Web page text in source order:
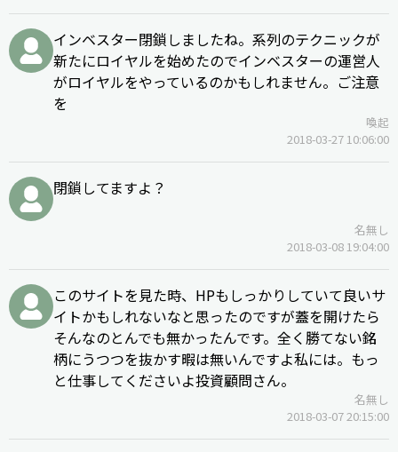
インベスター閉鎖しましたね。系列のテクニックが
新たにロイヤルを始めたのでインベスターの運営人
がロイヤルをやっているのかもしれません。ご注意
を
喚起
2018-03-27 10:06:00
閉鎖してますよ？
名無し
2018-03-08 19:04:00
このサイトを見た時、HPもしっかりしていて良いサ
イトかもしれないなと思ったのですが蓋を開けたら
そんなのとんでも無かったんです。全く勝てない銘
柄にうつつを抜かす暇は無いんですよ私には。もっ
と仕事してくださいよ投資顧問さん。
名無し
2018-03-07 20:15:00